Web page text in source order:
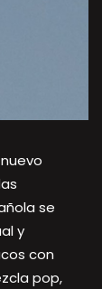
se
y
con
pop,